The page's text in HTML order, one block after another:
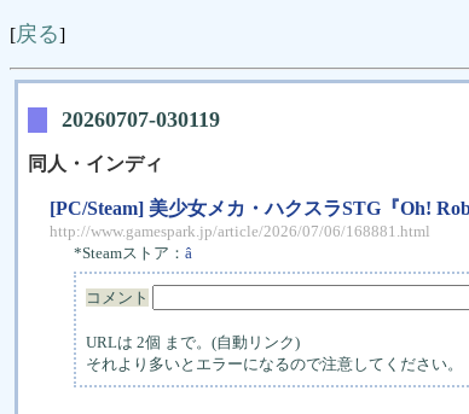
[戻る]
20260707-030119
同人・インディ
[PC/Steam] 美少女メカ・ハクスラSTG『Oh!
http://www.gamespark.jp/article/2026/07/06/168881.html
*Steamストア： â
コメント
URLは 2個 まで。(自動リンク)
それより多いとエラーになるので注意してください。